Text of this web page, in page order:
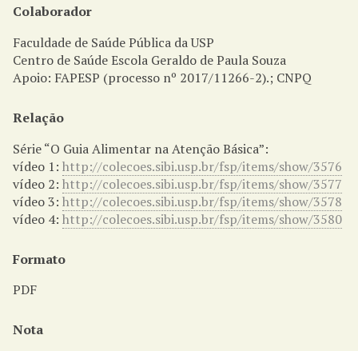
Colaborador
Faculdade de Saúde Pública da USP
Centro de Saúde Escola Geraldo de Paula Souza
Apoio: FAPESP (processo nº 2017/11266-2).; CNPQ
Relação
Série “O Guia Alimentar na Atenção Básica”:
vídeo 1: http://colecoes.sibi.usp.br/fsp/items/show/3576
vídeo 2: http://colecoes.sibi.usp.br/fsp/items/show/3577
vídeo 3: http://colecoes.sibi.usp.br/fsp/items/show/3578
vídeo 4: http://colecoes.sibi.usp.br/fsp/items/show/3580
Formato
PDF
Nota